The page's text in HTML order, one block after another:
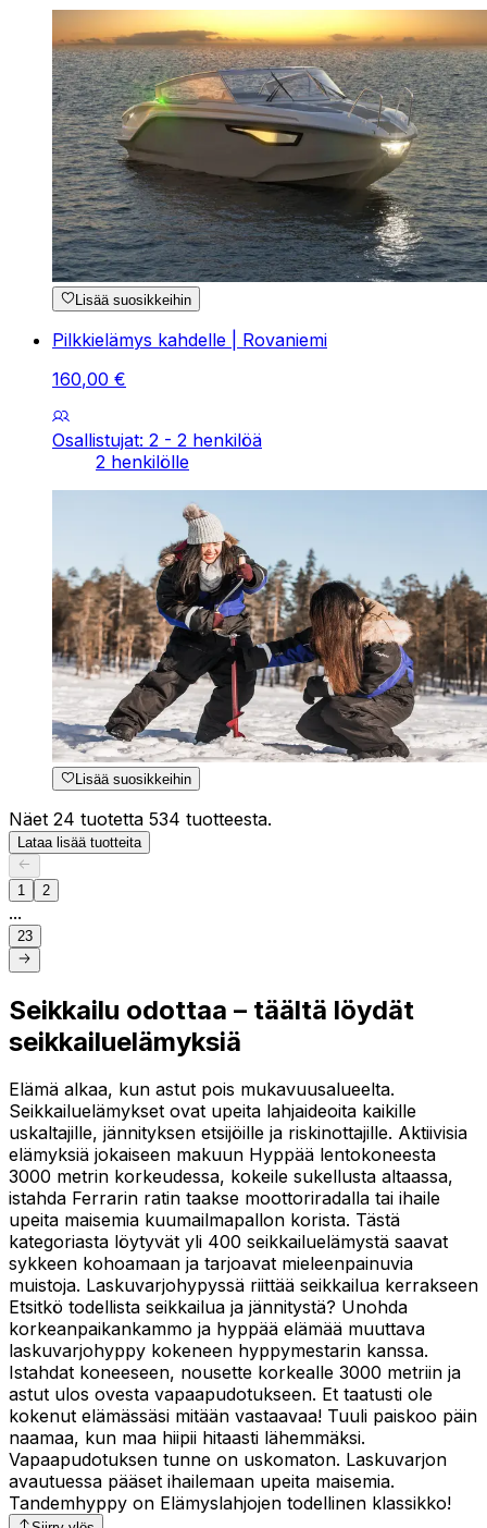
Lisää suosikkeihin
Pilkkielämys kahdelle | Rovaniemi
160,00 €
Osallistujat: 2 - 2 henkilöä
2 henkilölle
Lisää suosikkeihin
Näet 24 tuotetta 534 tuotteesta.
Lataa lisää tuotteita
1 2
...
23
Seikkailu odottaa – täältä löydät
seikkailuelämyksiä
Elämä alkaa, kun astut pois mukavuusalueelta.
Seikkailuelämykset ovat upeita lahjaideoita kaikille
uskaltajille, jännityksen etsijöille ja riskinottajille. Aktiivisia
elämyksiä jokaiseen makuun Hyppää lentokoneesta
3000 metrin korkeudessa, kokeile sukellusta altaassa,
istahda Ferrarin ratin taakse moottoriradalla tai ihaile
upeita maisemia kuumailmapallon korista. Tästä
kategoriasta löytyvät yli 400 seikkailuelämystä saavat
sykkeen kohoamaan ja tarjoavat mieleenpainuvia
muistoja. Laskuvarjohypyssä riittää seikkailua kerrakseen
Etsitkö todellista seikkailua ja jännitystä? Unohda
korkeanpaikankammo ja hyppää elämää muuttava
laskuvarjohyppy kokeneen hyppymestarin kanssa.
Istahdat koneeseen, nousette korkealle 3000 metriin ja
astut ulos ovesta vapaapudotukseen. Et taatusti ole
kokenut elämässäsi mitään vastaavaa! Tuuli paiskoo päin
naamaa, kun maa hiipii hitaasti lähemmäksi.
Vapaapudotuksen tunne on uskomaton. Laskuvarjon
avautuessa pääset ihailemaan upeita maisemia.
Tandemhyppy on Elämyslahjojen todellinen klassikko!